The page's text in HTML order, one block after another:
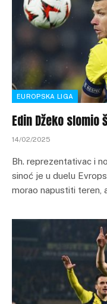
EUROPSKA LIGA
Edin Džeko
14/02/2025
Bh. reprezentativac i
sinoć je u duelu
morao napustiti teren,